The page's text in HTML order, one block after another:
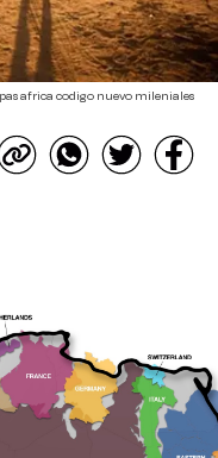
africa codigo nuevo mileniales